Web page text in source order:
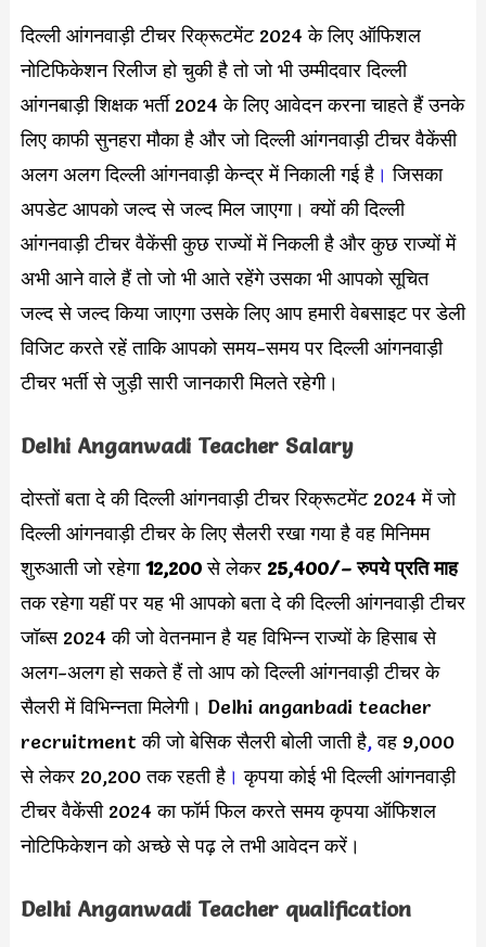
दिल्ली आंगनवाड़ी टीचर रिक्रूटमेंट 2024 के लिए ऑफिशल
नोटिफिकेशन रिलीज हो चुकी है तो जो भी उम्मीदवार दिल्ली
आंगनबाड़ी शिक्षक भर्ती 2024 के लिए आवेदन करना चाहते हैं उनके
लिए काफी सुनहरा मौका है और जो दिल्ली आंगनवाड़ी टीचर वैकेंसी
अलग अलग दिल्ली आंगनवाड़ी केन्द्र में निकाली गई है। जिसका
अपडेट आपको जल्द से जल्द मिल जाएगा। क्यों की दिल्ली
आंगनवाड़ी टीचर वैकेंसी कुछ राज्यों में निकली है और कुछ राज्यों में
अभी आने वाले हैं तो जो भी आते रहेंगे उसका भी आपको सूचित
जल्द से जल्द किया जाएगा उसके लिए आप हमारी वेबसाइट पर डेली
विजिट करते रहें ताकि आपको समय-समय पर दिल्ली आंगनवाड़ी
टीचर भर्ती से जुड़ी सारी जानकारी मिलते रहेगी।
Delhi Anganwadi Teacher Salary
दोस्तों बता दे की दिल्ली आंगनवाड़ी टीचर रिक्रूटमेंट 2024 में जो
दिल्ली आंगनवाड़ी टीचर के लिए सैलरी रखा गया है वह मिनिमम
शुरुआती जो रहेगा12,200से लेकर 25,400/– रुपये प्रति माह
तक रहेगा यहीं पर यह भी आपको बता दे की दिल्ली आंगनवाड़ी टीचर
जॉब्स 2024 की जो वेतनमान है यह विभिन्न राज्यों के हिसाब से
अलग-अलग हो सकते हैं तो आप को दिल्ली आंगनवाड़ी टीचर के
सैलरी में विभिन्नता मिलेगी। Delhi anganbadi teacher
recruitment की जो बेसिक सैलरी बोली जाती है,वह 9,000
से लेकर 20,200 तक रहती है। कृपया कोई भी दिल्ली आंगनवाड़ी
टीचर वैकेंसी 2024 का फॉर्म फिल करते समय कृपया ऑफिशल
नोटिफिकेशन को अच्छे से पढ़ ले तभी आवेदन करें।
Delhi Anganwadi Teacher qualification